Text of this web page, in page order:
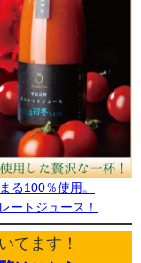
る100％使用。
ートジュース！
てます！